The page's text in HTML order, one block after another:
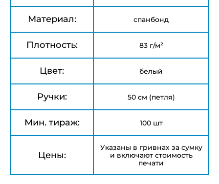
Материал: спанбонд
Плотность: 83 г/м²
Цвет: белый
Ручки: 50 см (петля)
Мин. тираж: 100 шт
Цены:
Указаны в гривнах за сумку
и включают стоимость
печати